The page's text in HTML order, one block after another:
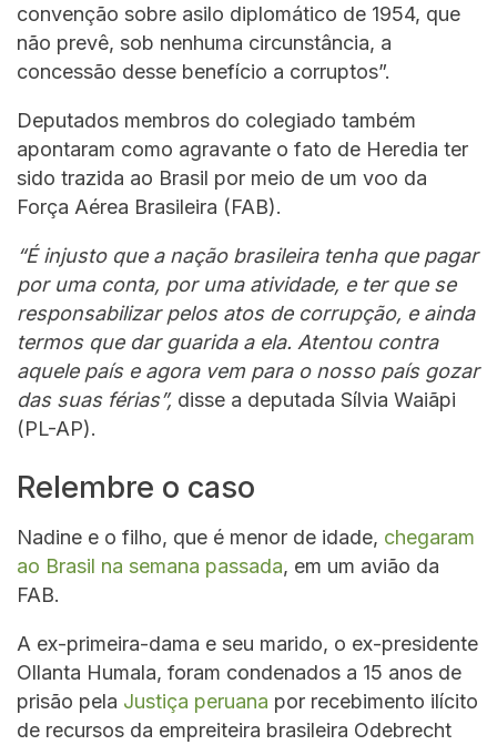
convenção sobre asilo diplomático de 1954, que
não prevê, sob nenhuma circunstância, a
concessão desse benefício a corruptos”.
Deputados membros do colegiado também
apontaram como agravante o fato de Heredia ter
sido trazida ao Brasil por meio de um voo da
Força Aérea Brasileira (FAB).
“É injusto que a nação brasileira tenha que pagar
por uma conta, por uma atividade, e ter que se
responsabilizar pelos atos de corrupção, e ainda
termos que dar guarida a ela. Atentou contra
aquele país e agora vem para o nosso país gozar
das suas férias”, disse a deputada Sílvia Waiãpi
(PL-AP).
Relembre o caso
Nadine e o filho, que é menor de idade, chegaram
ao Brasil na semana passada, em um avião da
FAB.
A ex-primeira-dama e seu marido, o ex-presidente
Ollanta Humala, foram condenados a 15 anos de
prisão pela Justiça peruana por recebimento ilícito
de recursos da empreiteira brasileira Odebrecht